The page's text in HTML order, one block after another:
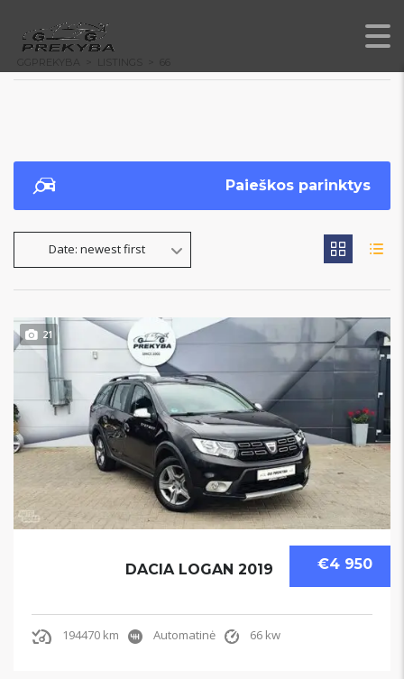
GGPREKYBA LISTINGS
Paieškos parinktys
Date: newest first
21
€4 950
DACIA LOGAN 2019
194470 km Automatinė 66 kw